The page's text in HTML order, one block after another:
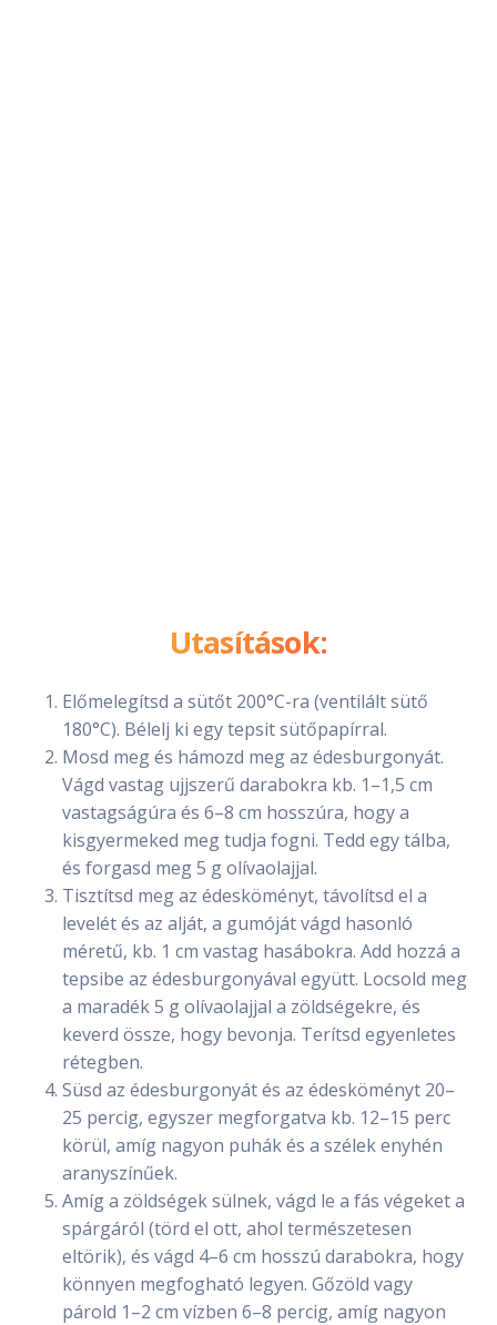
Utasítások:
Előmelegítsd a sütőt 200°C-ra (ventilált sütő
180°C). Bélelj ki egy tepsit sütőpapírral.
Mosd meg és hámozd meg az édesburgonyát.
Vágd vastag ujjszerű darabokra kb. 1–1,5 cm
vastagságúra és 6–8 cm hosszúra, hogy a
kisgyermeked meg tudja fogni. Tedd egy tálba,
és forgasd meg 5 g olívaolajjal.
Tisztítsd meg az édesköményt, távolítsd el a
levelét és az alját, a gumóját vágd hasonló
méretű, kb. 1 cm vastag hasábokra. Add hozzá a
tepsibe az édesburgonyával együtt. Locsold meg
a maradék 5 g olívaolajjal a zöldségekre, és
keverd össze, hogy bevonja. Terítsd egyenletes
rétegben.
Süsd az édesburgonyát és az édesköményt 20–
25 percig, egyszer megforgatva kb. 12–15 perc
körül, amíg nagyon puhák és a szélek enyhén
aranyszínűek.
Amíg a zöldségek sülnek, vágd le a fás végeket a
spárgáról (törd el ott, ahol természetesen
eltörik), és vágd 4–6 cm hosszú darabokra, hogy
könnyen megfogható legyen. Gőzöld vagy
párold 1–2 cm vízben 6–8 percig, amíg nagyon